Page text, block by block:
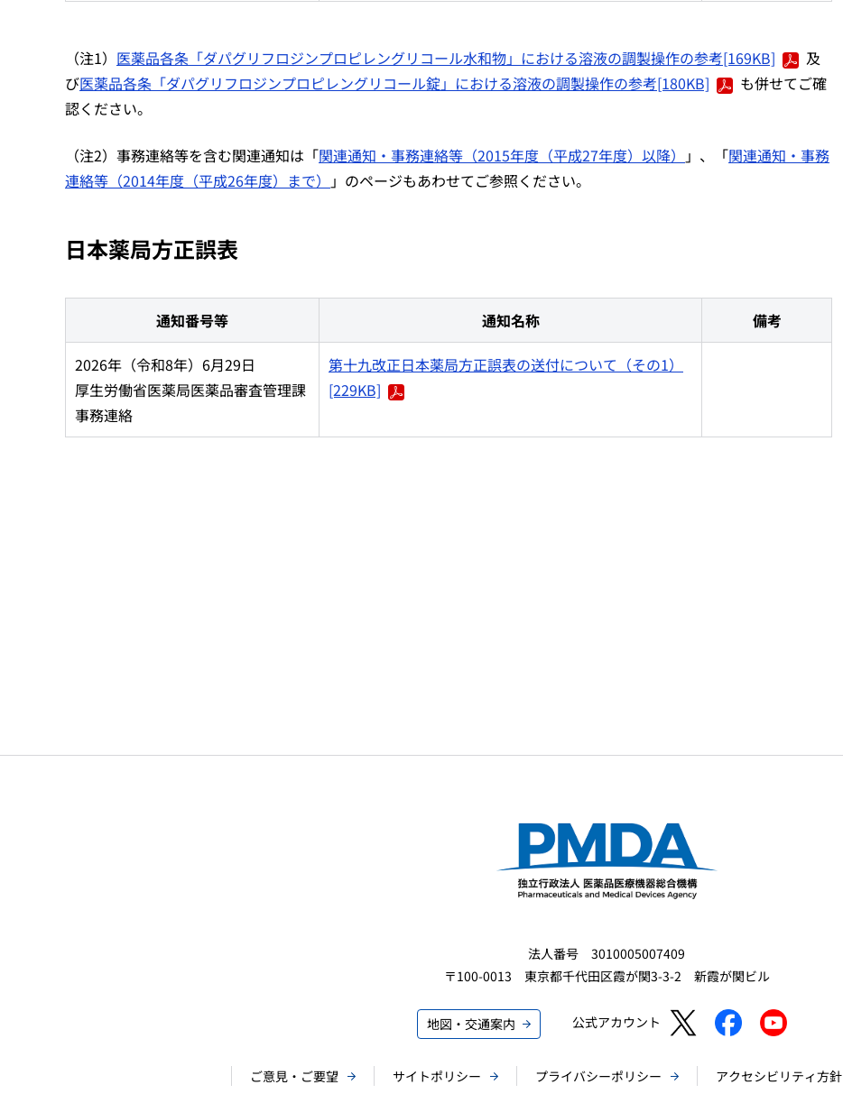
（注1） 医薬品各条「ダパグリフロジンプロピレングリコール水和物」における溶液の調製操作の参考[169KB]
及
び医薬品各条「ダパグリフロジンプロピレングリコール錠」における溶液の調製操作の参考[180KB]
も併せてご確
認ください。
（注2）事務連絡等を含む関連通知は「関連通知・事務連絡等（2015年度（平成27年度）以降） 」、「関連通知・事務
連絡等（2014年度（平成26年度）まで）
」のページもあわせてご参照ください。
日本薬局方正誤表
通知番号等 通知名称 備考
2026年（令和8年）6月29日
厚生労働省医薬局医薬品審査管理課
事務連絡
第十九改正日本薬局方正誤表の送付について（その1）
[229KB]
法人番号 3010005007409
〒100-0013 東京都千代田区霞が関3-3-2 新霞が関ビル
地図・交通案内 公式アカウント
ご意見・ご要望 サイトポリシー プライバシーポリシー アクセシビリティ方針